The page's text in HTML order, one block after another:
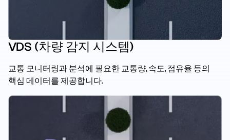
VDS (차량 감지 시스템)
교통 모니터링과 분석에 필요한 교통량, 속도, 점유율 등의
핵심 데이터를 제공합니다.